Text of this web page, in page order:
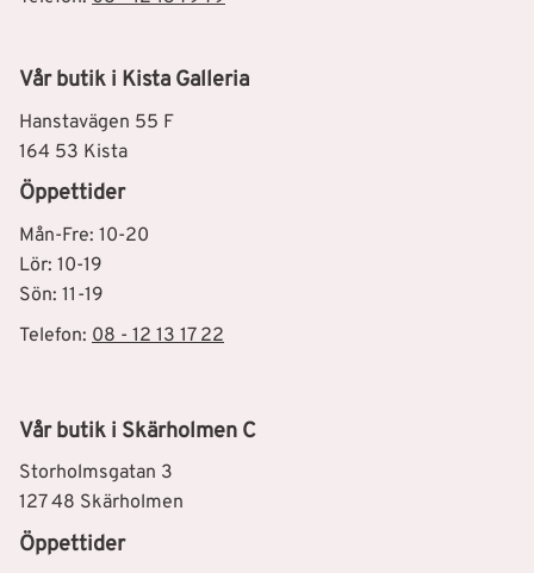
Vår butik i Kista Galleria
Hanstavägen 55 F
164 53 Kista
Öppettider
Mån-Fre: 10-20
Lör: 10-19
Sön: 11-19
Telefon: 08 - 12 13 17 22
Vår butik i Skärholmen C
Storholmsgatan 3
127 48 Skärholmen
Öppettider